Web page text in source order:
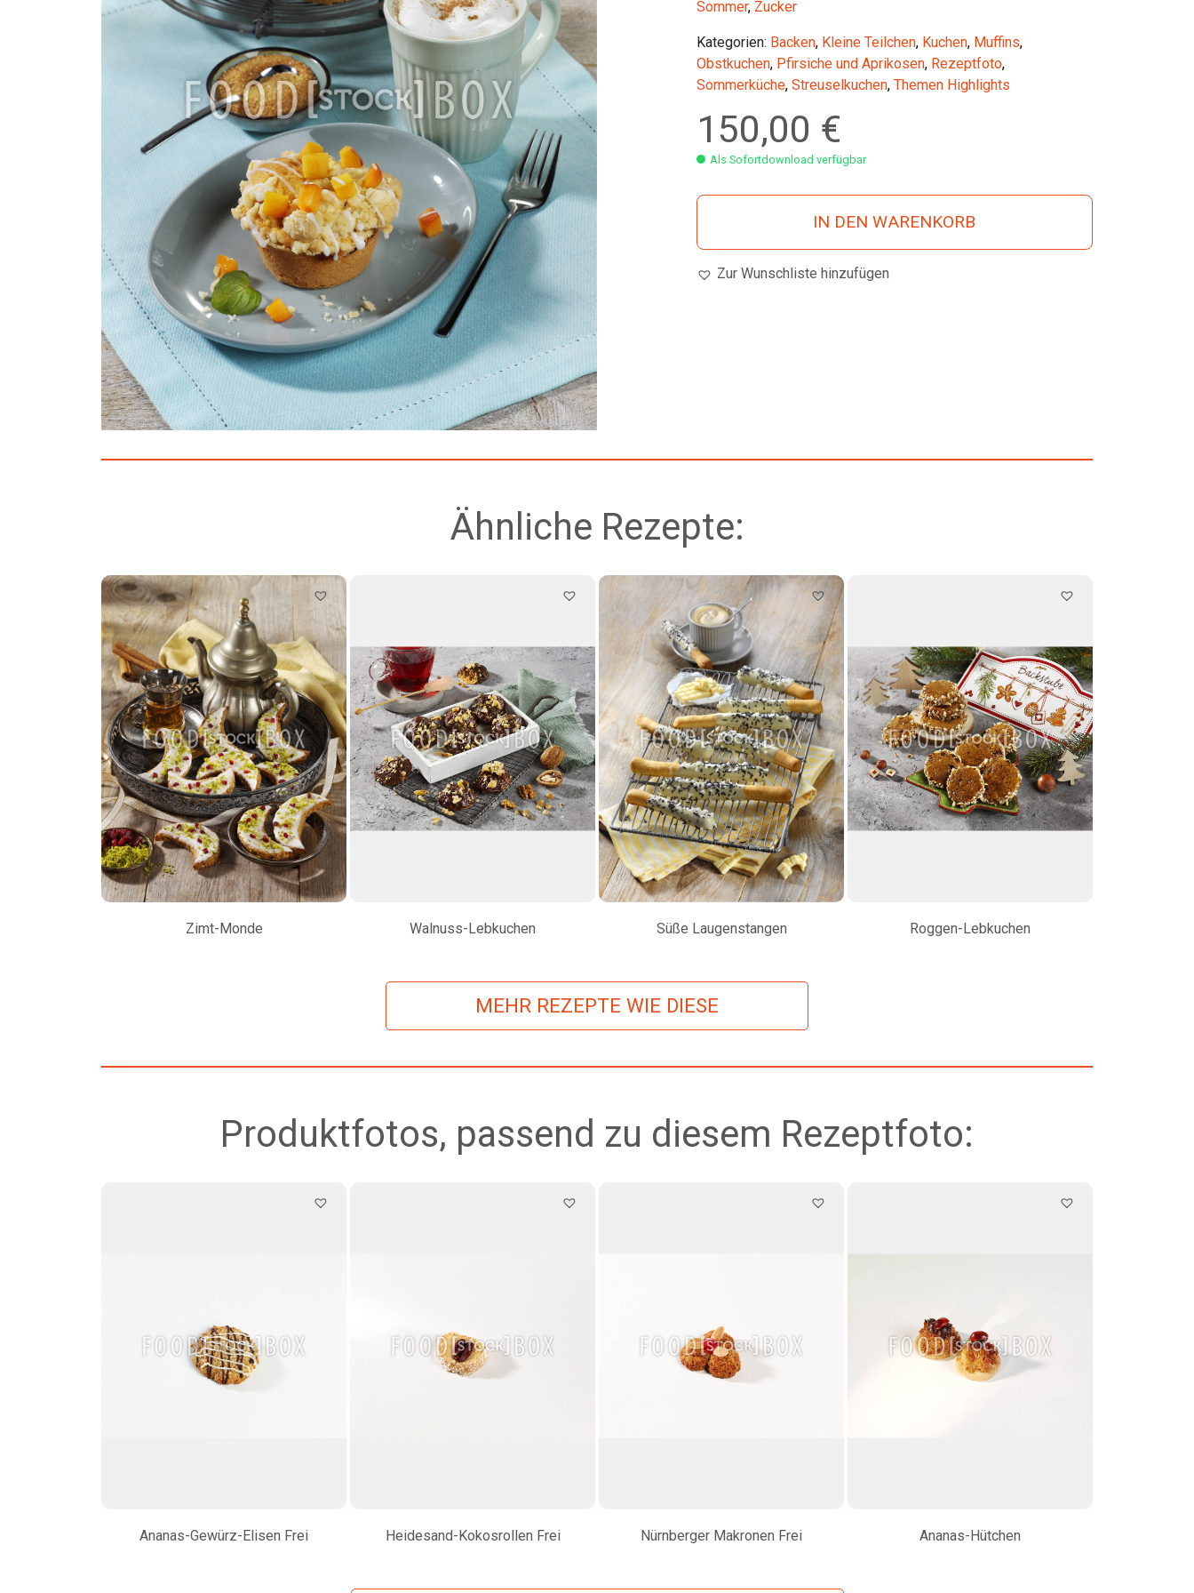
Sommer, Zucker
Kategorien: Backen, Kleine Teilchen, Kuchen, Muffins,
Obstkuchen, Pfirsiche und Aprikosen, Rezeptfoto,
Sommerküche, Streuselkuchen, Themen Highlights
150,00 €
Als Sofortdownload verfügbar
IN DEN WARENKORB
Zur Wunschliste hinzufügen
Ähnliche Rezepte:
Zimt-Monde Walnuss-Lebkuchen Süße Laugenstangen Roggen-Lebkuchen
MEHR REZEPTE WIE DIESE
Produktfotos, passend zu diesem Rezeptfoto:
Ananas-Gewürz-Elisen Frei Heidesand-Kokosrollen Frei Nürnberger Makronen Frei Ananas-Hütchen